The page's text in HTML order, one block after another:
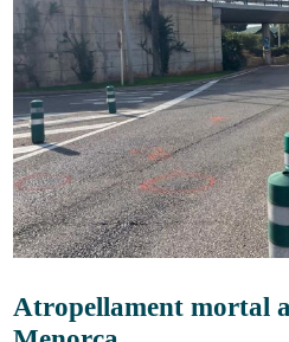
Atropellament mortal